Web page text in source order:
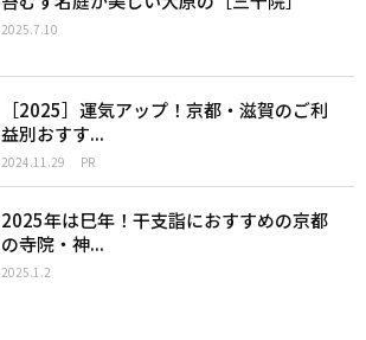
2025.7.10
［2025］運気アップ！京都・滋賀のご利
益別おすす...
2024.11.29 PR
2025年は巳年！干支詣におすすめの京都
の寺院・神...
2025.1.2